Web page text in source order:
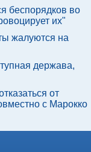
беспорядков во
их"
жалуются на
держава,
от
с Марокко